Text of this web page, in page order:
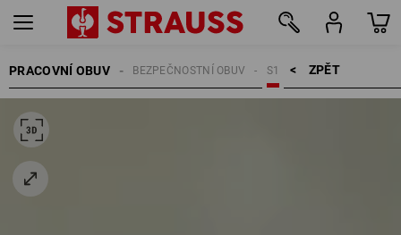
PRACOVNÍ OBUV ZPĚT    >
S1
BEZPEČNOSTNÍ OBUV